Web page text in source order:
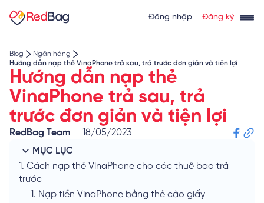
Đăng nhập Đăng ký
Tính lãi vay
Về chúng tôi
Blog
Ngân hàng
Hướng dẫn nạp thẻ VinaPhone trả sau, trả trước đơn giản và tiện lợi
Hướng dẫn nạp thẻ
VinaPhone trả sau, trả
trước đơn giản và tiện lợi
RedBag Team
18/05/2023
MỤC LỤC
1. Cách nạp thẻ VinaPhone cho các thuê bao trả
trước
1. Nạp tiền VinaPhone bằng thẻ cào giấy